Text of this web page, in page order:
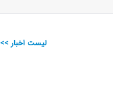
لیست اخبار >>